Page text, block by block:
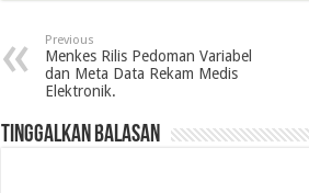
Previous
Menkes Rilis Pedoman Variabel
dan Meta Data Rekam Medis
Elektronik.
Tinggalkan Balasan